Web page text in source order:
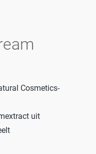
Cosmetics-
uit